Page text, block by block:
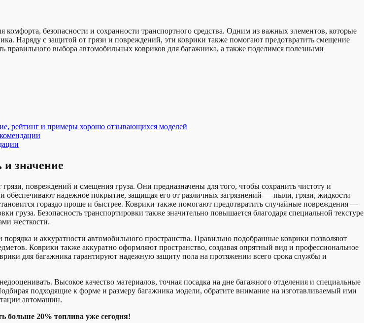
безопасности и сохранности транспортного средства. Одним из важных элементов, которые
Наряду с защитой от грязи и повреждений, эти коврики также помогают предотвратить смещение
правильного выбора автомобильных ковриков для багажника, а также поделимся полезными
рейтинг и примеры хорошо отзывающихся моделей
значение
повреждений и смещения груза. Они предназначены для того, чтобы сохранить чистоту и
обеспечивают надежное покрытие, защищая его от различных загрязнений — пыли, грязи, жидкости
гораздо проще и быстрее. Коврики также помогают предотвратить случайные повреждения —
груза. Безопасность транспортировки также значительно повышается благодаря специальной текстуре
жесткости.
и аккуратности автомобильного пространства. Правильно подобранные коврики позволяют
Коврики также аккуратно оформляют пространство, создавая опрятный вид и профессиональное
для багажника гарантируют надежную защиту пола на протяжении всего срока службы и
Высокое качество материалов, точная посадка на дне багажного отделения и специальные
подходящие к форме и размеру багажника модели, обратите внимание на изготавливаемый ими
автомашин.
больше 20% топлива уже сегодня!